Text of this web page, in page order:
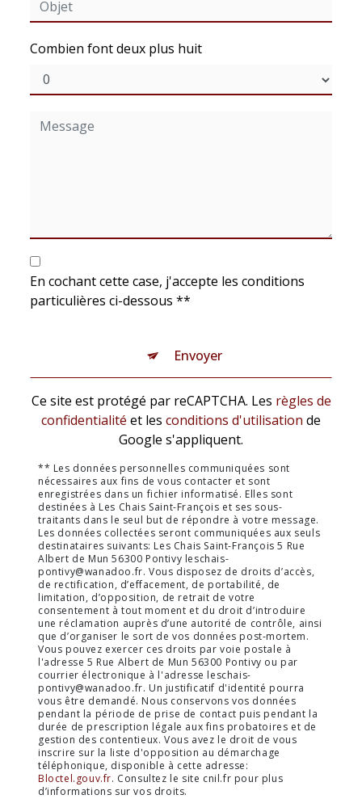
Combien font deux plus huit
En cochant cette case, j'accepte les conditions
particulières ci-dessous **
Envoyer
Ce site est protégé par reCAPTCHA. Les règles de
confidentialité et les conditions d'utilisation de
Google s'appliquent.
** Les données personnelles communiquées sont
nécessaires aux fins de vous contacter et sont
enregistrées dans un fichier informatisé. Elles sont
destinées à Les Chais Saint-François et ses sous-
traitants dans le seul but de répondre à votre message.
Les données collectées seront communiquées aux seuls
destinataires suivants: Les Chais Saint-François 5 Rue
Albert de Mun 56300 Pontivy leschais-
pontivy@wanadoo.fr. Vous disposez de droits d’accès,
de rectification, d’effacement, de portabilité, de
limitation, d’opposition, de retrait de votre
consentement à tout moment et du droit d’introduire
une réclamation auprès d’une autorité de contrôle, ainsi
que d’organiser le sort de vos données post-mortem.
Vous pouvez exercer ces droits par voie postale à
l'adresse 5 Rue Albert de Mun 56300 Pontivy ou par
courrier électronique à l'adresse leschais-
pontivy@wanadoo.fr. Un justificatif d'identité pourra
vous être demandé. Nous conservons vos données
pendant la période de prise de contact puis pendant la
durée de prescription légale aux fins probatoires et de
gestion des contentieux. Vous avez le droit de vous
inscrire sur la liste d'opposition au démarchage
téléphonique, disponible à cette adresse:
Bloctel.gouv.fr. Consultez le site cnil.fr pour plus
d’informations sur vos droits.